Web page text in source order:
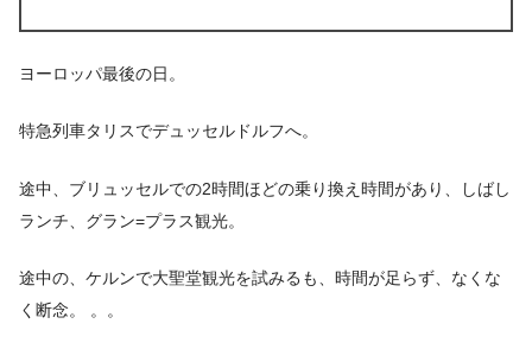
ヨーロッパ最後の日。
特急列車タリスでデュッセルドルフへ。
途中、ブリュッセルでの2時間ほどの乗り換え時間があり、しばし
ランチ、グラン=プラス観光。
途中の、ケルンで大聖堂観光を試みるも、時間が足らず、なくな
く断念。 。。